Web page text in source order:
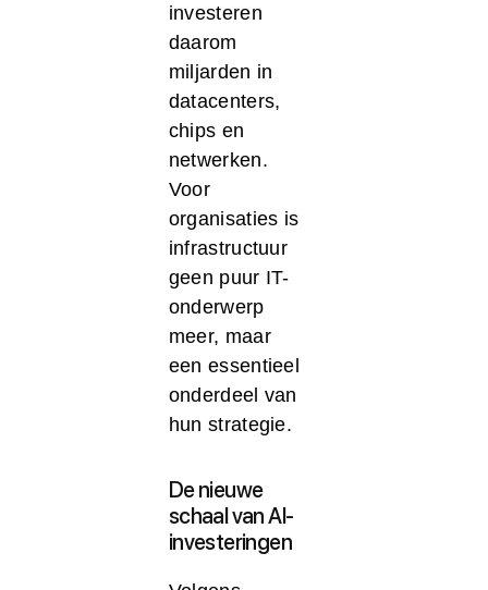
investeren
daarom
miljarden in
datacenters,
chips en
netwerken.
Voor
organisaties is
infrastructuur
geen puur IT-
onderwerp
meer, maar
een essentieel
onderdeel van
hun strategie.
De nieuwe
schaal van AI-
investeringen